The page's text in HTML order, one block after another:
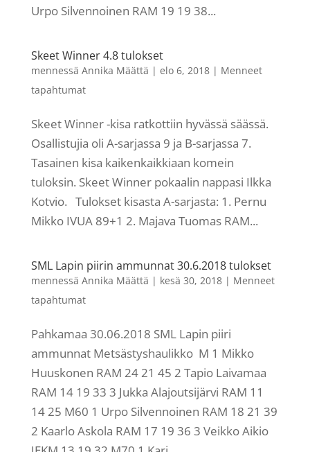
Urpo Silvennoinen RAM 19 19 38...
Skeet Winner 4.8 tulokset
mennessä Annika Määttä | elo 6, 2018| Menneet
tapahtumat
Skeet Winner -kisa ratkottiin hyvässä säässä.
Osallistujia oli A-sarjassa 9 ja B-sarjassa 7.
Tasainen kisa kaikenkaikkiaan komein
tuloksin. Skeet Winner pokaalin nappasi Ilkka
Kotvio. Tulokset kisasta A-sarjasta: 1. Pernu
Mikko IVUA 89+1 2. Majava Tuomas RAM...
SML Lapin piirin ammunnat 30.6.2018 tulokset
mennessä Annika Määttä | kesä 30, 2018| Menneet
tapahtumat
Pahkamaa 30.06.2018 SML Lapin piiri
ammunnat Metsästyshaulikko M 1 Mikko
Huuskonen RAM 24 21 45 2 Tapio Laivamaa
RAM 14 19 33 3 Jukka Alajoutsijärvi RAM 11
14 25 M60 1 Urpo Silvennoinen RAM 18 21 39
2 Kaarlo Askola RAM 17 19 36 3 Veikko Aikio